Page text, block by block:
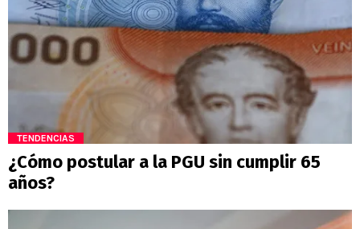
TENDENCIAS
¿Cómo postular a la PGU sin cumplir 65
años?